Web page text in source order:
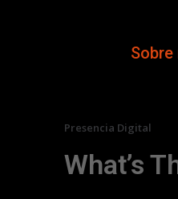
Presencia Digital
What’s